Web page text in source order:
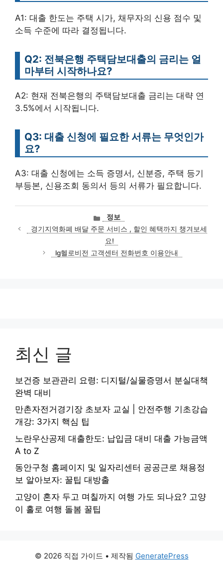
A1: 대출 한도는 주택 시가, 채무자의 신용 점수 및
소득 수준에 따라 결정됩니다.
Q2: 전북은행 주택담보대출의 금리는 얼
마부터 시작하나요?
A2: 현재 전북은행의 주택담보대출 금리는 대략 연
3.5%에서 시작됩니다.
Q3: 대출 신청에 필요한 서류는 무엇인가
요?
A3: 대출 신청에는 소득 증명서, 신분증, 주택 등기
부등본, 신용조회 동의서 등의 서류가 필요합니다.
카
테
고
리
정보
경기지역화폐 배달 주문 서비스 , 할인 혜택까지 챙겨보세
요!
lg헬로비전 고객센터 전화번호 이용안내
최신 글
보건증 보관관리 요령: 디지털/실물증명서 분실대책
완벽 대비
만촌자전거경기장 초보자 교실 | 안전주행 기초강습
개강: 3가지 핵심 팁
노란우산공제 대출한도: 납입금 대비 대출 가능금액
A to Z
동안구청 홈페이지 및 일자리센터 공공근로 채용정
보 알아보자: 꿀팁 대방출
고양이 혼자 두고 며칠까지 여행 가도 되나요? 고양
이 홀로 여행 돌봄 꿀팁
© 2026 직접 가이드 • 제작됨 GeneratePress